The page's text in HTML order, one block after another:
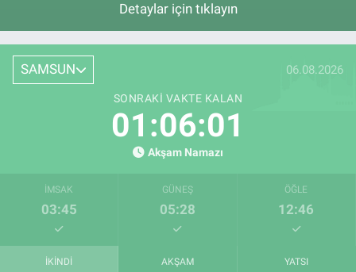
Detaylar için tıklayın
SAMSUN 06.08.2026
SONRAKI VAKTE KALAN
01:06:00
Akşam Namazı
İMSAK
03:45
GÜNEŞ
05:28
ÖĞLE
12:46
İKINDI AKŞAM YATSI